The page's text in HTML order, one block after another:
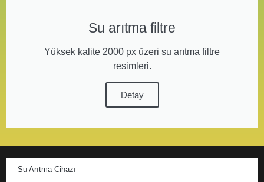
Su arıtma filtre
Yüksek kalite 2000 px üzeri su arıtma filtre
resimleri.
Detay
Su Arıtma Cihazı